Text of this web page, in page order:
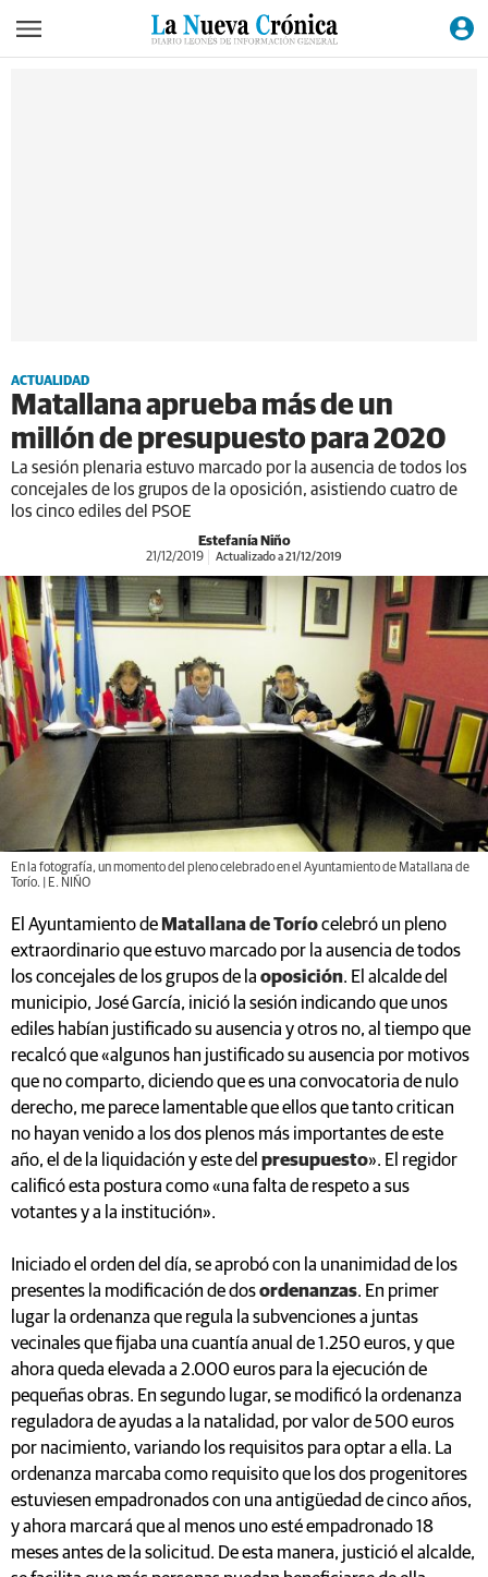
ACTUALIDAD
Matallana aprueba más de un
millón de presupuesto para 2020
La sesión plenaria estuvo marcado por la ausencia de todos los
concejales de los grupos de la oposición, asistiendo cuatro de
los cinco ediles del PSOE
Estefanía Niño
21/12/2019 Actualizado a 21/12/2019
En la fotografía, un momento del pleno celebrado en el Ayuntamiento de Matallana de
Torío. | E. NIÑO
El Ayuntamiento de Matallana de Toríocelebró un pleno
extraordinario que estuvo marcado por la ausencia de todos
los concejales de los grupos de la oposición. El alcalde del
municipio, José García, inició la sesión indicando que unos
ediles habían justificado su ausencia y otros no, al tiempo que
recalcó que «algunos han justificado su ausencia por motivos
que no comparto, diciendo que es una convocatoria de nulo
derecho, me parece lamentable que ellos que tanto critican
no hayan venido a los dos plenos más importantes de este
año, el de la liquidación y este del presupuesto». El regidor
calificó esta postura como «una falta de respeto a sus
votantes y a la institución».
Iniciado el orden del día, se aprobó con la unanimidad de los
presentes la modificación de dosordenanzas. En primer
lugar la ordenanza que regula la subvenciones a juntas
vecinales que fijaba una cuantía anual de 1.250 euros, y que
ahora queda elevada a 2.000 euros para la ejecución de
pequeñas obras. En segundo lugar, se modificó la ordenanza
reguladora de ayudas a la natalidad, por valor de 500 euros
por nacimiento, variando los requisitos para optar a ella. La
ordenanza marcaba como requisito que los dos progenitores
estuviesen empadronados con una antigüedad de cinco años,
y ahora marcará que al menos uno esté empadronado 18
meses antes de la solicitud. De esta manera, justició el alcalde,